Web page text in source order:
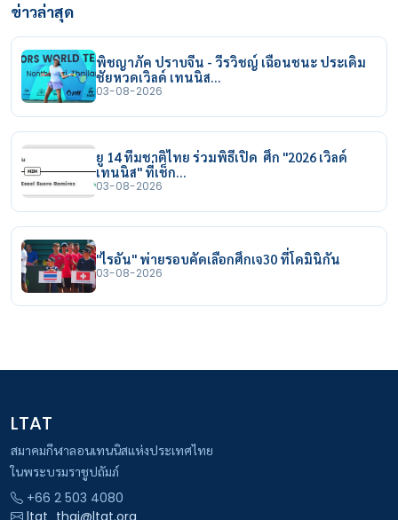
ข่าวล่าสุด
พิชญาภัค ปราบจีน - วีรวิชญ์ เฉือนชนะ ประเดิม
ชัยหวดเวิลด์ เทนนิส…
03-08-2026
ยู 14 ทีมชาติไทย ร่วมพิธีเปิด ศึก "2026 เวิลด์
เทนนิส" ที่เช็ก…
03-08-2026
"ไรอัน" พ่ายรอบคัดเลือกศึกเจ30 ที่โดมินิกัน
03-08-2026
LTAT
สมาคมกีฬาลอนเทนนิสแห่งประเทศไทย
ในพระบรมราชูปถัมภ์
+66 2 503 4080